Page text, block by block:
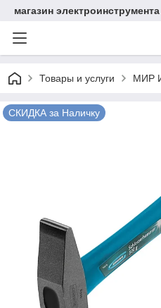
магазин
Товары и услуги МИР
СКИДКА за Наличку